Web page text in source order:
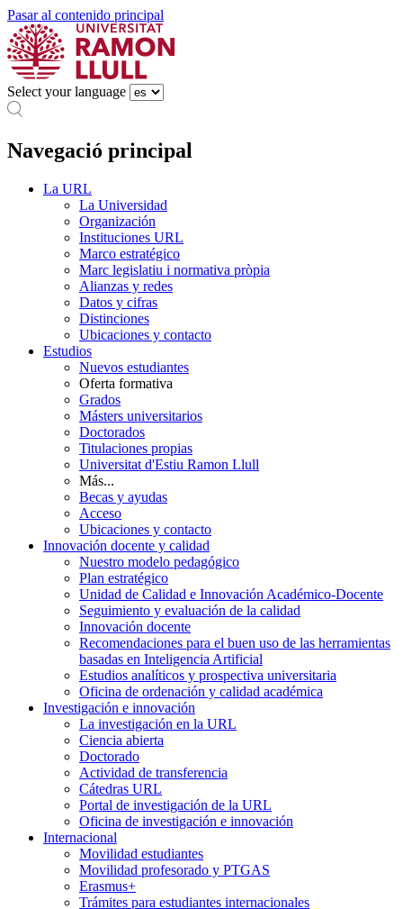
Pasar al contenido principal
Select your language
Navegació principal
La URL
La Universidad
Organización
Instituciones URL
Marco estratégico
Marc legislatiu i normativa pròpia
Alianzas y redes
Datos y cifras
Distinciones
Ubicaciones y contacto
Estudios
Nuevos estudiantes
Oferta formativa
Grados
Másters universitarios
Doctorados
Titulaciones propias
Universitat d'Estiu Ramon Llull
Más...
Becas y ayudas
Acceso
Ubicaciones y contacto
Innovación docente y calidad
Nuestro modelo pedagógico
Plan estratégico
Unidad de Calidad e Innovación Académico-Docente
Seguimiento y evaluación de la calidad
Innovación docente
Recomendaciones para el buen uso de las herramientas
basadas en Inteligencia Artificial
Estudios analíticos y prospectiva universitaria
Oficina de ordenación y calidad académica
Investigación e innovación
La investigación en la URL
Ciencia abierta
Doctorado
Actividad de transferencia
Cátedras URL
Portal de investigación de la URL
Oficina de investigación e innovación
Internacional
Movilidad estudiantes
Movilidad profesorado y PTGAS
Erasmus+
Trámites para estudiantes internacionales